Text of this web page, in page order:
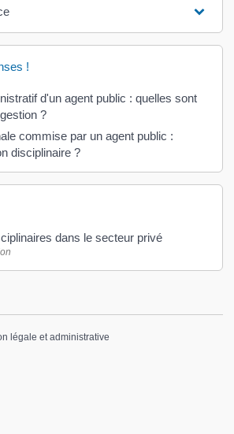
!
d'un agent public : quelles sont
?
commise par un agent public :
disciplinaire ?
dans le secteur privé
légale et administrative